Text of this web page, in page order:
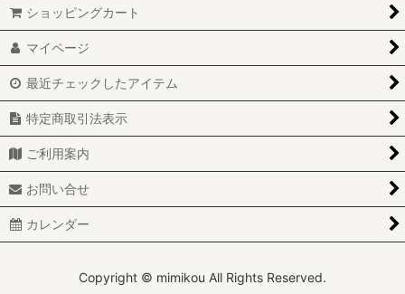
ショッピングカート
マイページ
最近チェックしたアイテム
特定商取引法表示
ご利用案内
お問い合せ
カレンダー
Copyright © mimikou All Rights Reserved.